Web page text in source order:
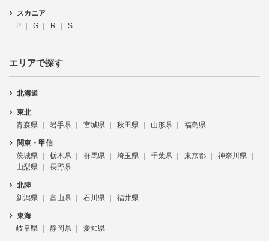
スカニア
P
G R S
エリアで探す
北海道
東北
青森県
岩手県 宮城県 秋田県 山形県 福島県
関東・甲信
茨城県
栃木県 群馬県 埼玉県 千葉県 東京都
神奈川県
山梨県
長野県
北陸
新潟県
富山県 石川県 福井県
東海
岐阜県
静岡県 愛知県